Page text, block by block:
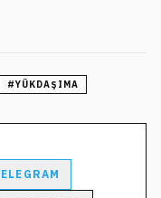
#YÜKDAŞIMA